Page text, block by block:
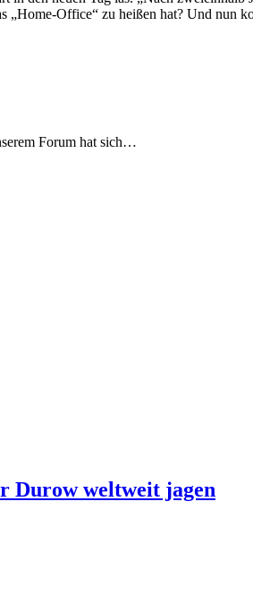
Office“ zu heißen hat? Und nun
Forum hat sich…
Durow weltweit jagen